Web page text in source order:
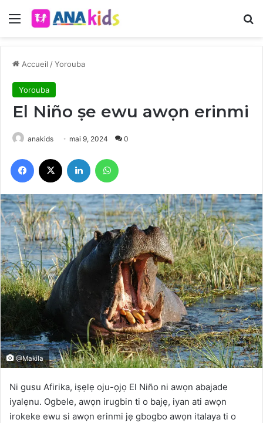
Menu
Accueil /Yorouba
Yorouba
El Niño ṣe ewu awọn erinmi
anakids mai 9, 2024 0
Facebook Linkedin
@Makila
Ni gusu Afirika, iṣẹlẹ oju-ọjọ El Niño ni awọn abajade
iyalẹnu. Ogbele, awọn irugbin ti o bajẹ, iyan ati awọn
irokeke ewu si awọn erinmi jẹ gbogbo awọn italaya ti o